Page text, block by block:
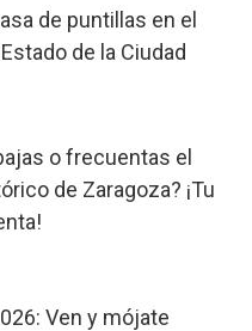
de puntillas en el
de la Ciudad
o frecuentas el
de Zaragoza? ¡Tu
Ven y mójate